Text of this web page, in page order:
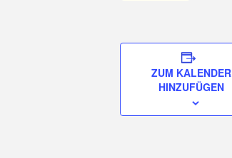
ZUM KALENDER
HINZUFÜGEN